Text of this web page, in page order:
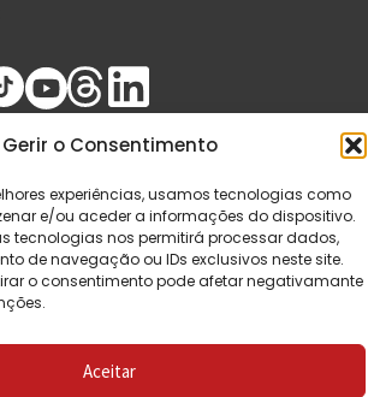
Gerir o Consentimento
experiências, usamos tecnologias como
e/ou aceder a informações do dispositivo.
tecnologias nos permitirá processar dados,
de navegação ou IDs exclusivos neste site.
o consentimento pode afetar negativamante
Aceitar
Saída de Emergência. Todos os
direitos reservados.